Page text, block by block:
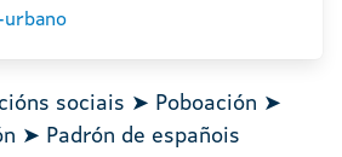
urbano
sociais ➤ Poboación ➤
➤ Padrón de españois